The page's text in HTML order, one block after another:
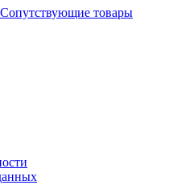
Сопутствующие товары